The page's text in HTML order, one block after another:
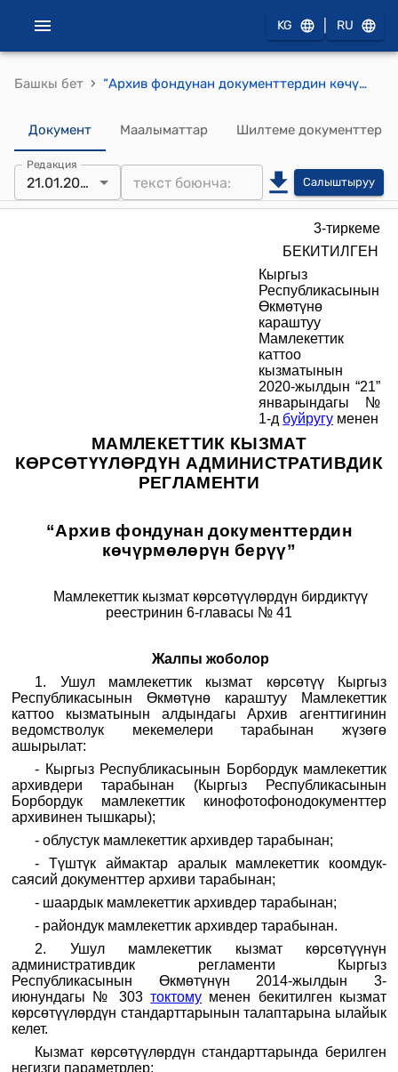
KG RU
Башкы бет › “Архив фондунан документтердин көчүрмөлөрүн берүү” МАМЛЕКЕТТИК КЫЗМАТ КӨРСӨТҮҮЛӨРДҮН АДМИНИСТРАТИВДИК РЕГЛАМЕНТИ (Кыргыз Республикасынын Өкмөтүнө караштуу Мамлекеттик каттоо кызматынын 2020-жылдын “21” январындагы № 1-д буйругу менен бекитилген)
Документ Маалыматтар Шилтеме документтер
Редакция
21.01.2020 Салыштыруу